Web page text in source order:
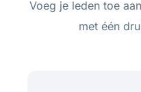
Voeg je leden toe
met één